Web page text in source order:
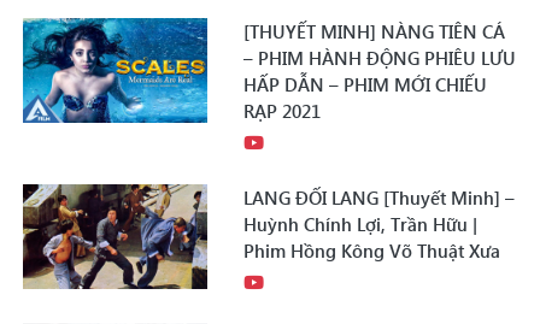
[THUYẾT MINH] NÀNG TIÊN CÁ
– PHIM HÀNH ĐỘNG PHIÊU LƯU
HẤP DẪN – PHIM MỚI CHIẾU
RẠP 2021
LANG ĐỐI LANG [Thuyết Minh] –
Huỳnh Chính Lợi, Trần Hữu |
Phim Hồng Kông Võ Thuật Xưa